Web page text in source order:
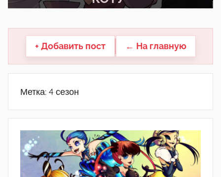
другие.
+ Добавить пост ← На главную
Метка: 4 сезон